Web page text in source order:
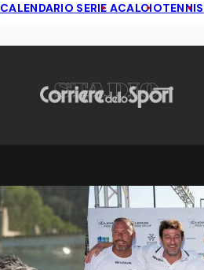
CALENDARIO SERIE ACALCIOTENNIS